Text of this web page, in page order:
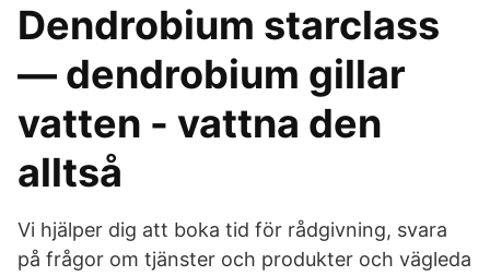
Dendrobium starclass
— dendrobium gillar
vatten - vattna den
alltså
Vi hjälper dig att boka tid för rådgivning, svara
på frågor om tjänster och produkter och vägleda